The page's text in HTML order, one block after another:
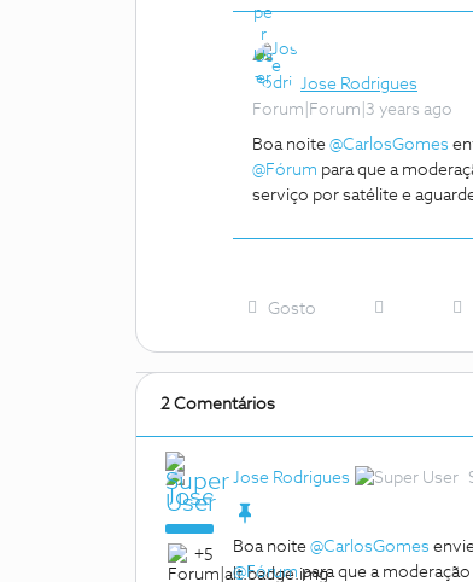
Jose Rodrigues
Forum|Forum|3 years ago
Boa noite @CarlosGomes
@Fórum para que a
serviço por satélite e
Gosto
2 Comentários
+5
Jose Rodrigues
Boa noite @CarlosGomes
@Fórum para que a